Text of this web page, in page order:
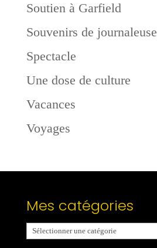
Soutien à Garfield
Souvenirs de journaleuse
Spectacle
Une dose de culture
Vacances
Voyages
Mes catégories
Mes
catégories